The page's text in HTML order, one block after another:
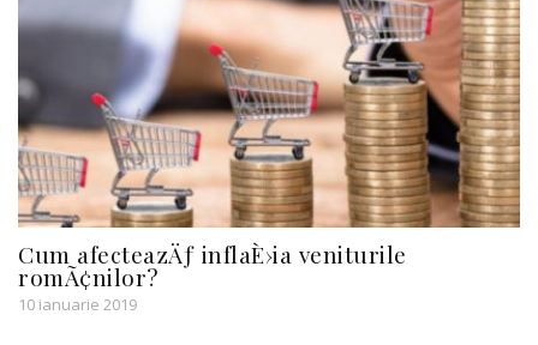
Cum afecteazÄƒ inflaÈ›ia veniturile
romÃ¢nilor?
10 ianuarie 2019